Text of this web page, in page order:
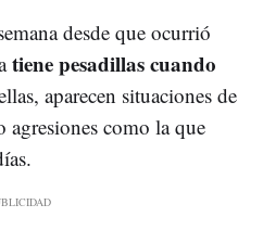
desde que ocurrió
tiene pesadillas cuando
aparecen situaciones de
agresiones como la que